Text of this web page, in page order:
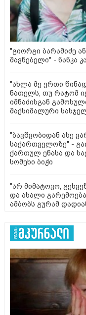
"გიორგი ბარამიძე
მავნებელი" - ნანკა
"ახლა მე ერთი
ნათელს, თუ რატომ
იმნაძისგან
მაქსიმალური
"ბავშვობიდან ასე
საქართველოზე" -
ქართულ ენასა და
სომეხი ბიჭი
"არ მიმატოვო,
და ახალი
ამბობს გურამ